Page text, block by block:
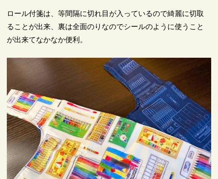
ロール付箋は、等間隔に切れ目が入っているので綺麗に切取
ることが出来、裏は全面のりなのでシールのように使うこと
が出来てなかなか便利。